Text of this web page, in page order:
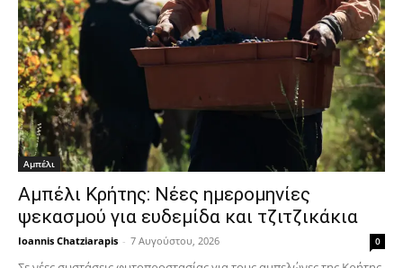
Αμπέλι
Αμπέλι Κρήτης: Νέες ημερομηνίες
ψεκασμού για ευδεμίδα και τζιτζικάκια
Ioannis Chatziarapis - 7 Αυγούστου, 2026 0